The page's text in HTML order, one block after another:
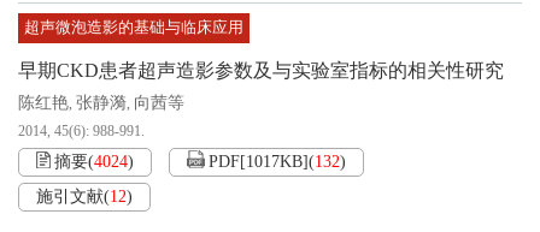
超声微泡造影的基础与临床应用
早期CKD患者超声造影参数及与实验室指标的相关性研究
陈红艳, 张静漪, 向茜等
2014, 45(6): 988-991.
摘要(4024) PDF[1017KB](132)
施引文献(12)